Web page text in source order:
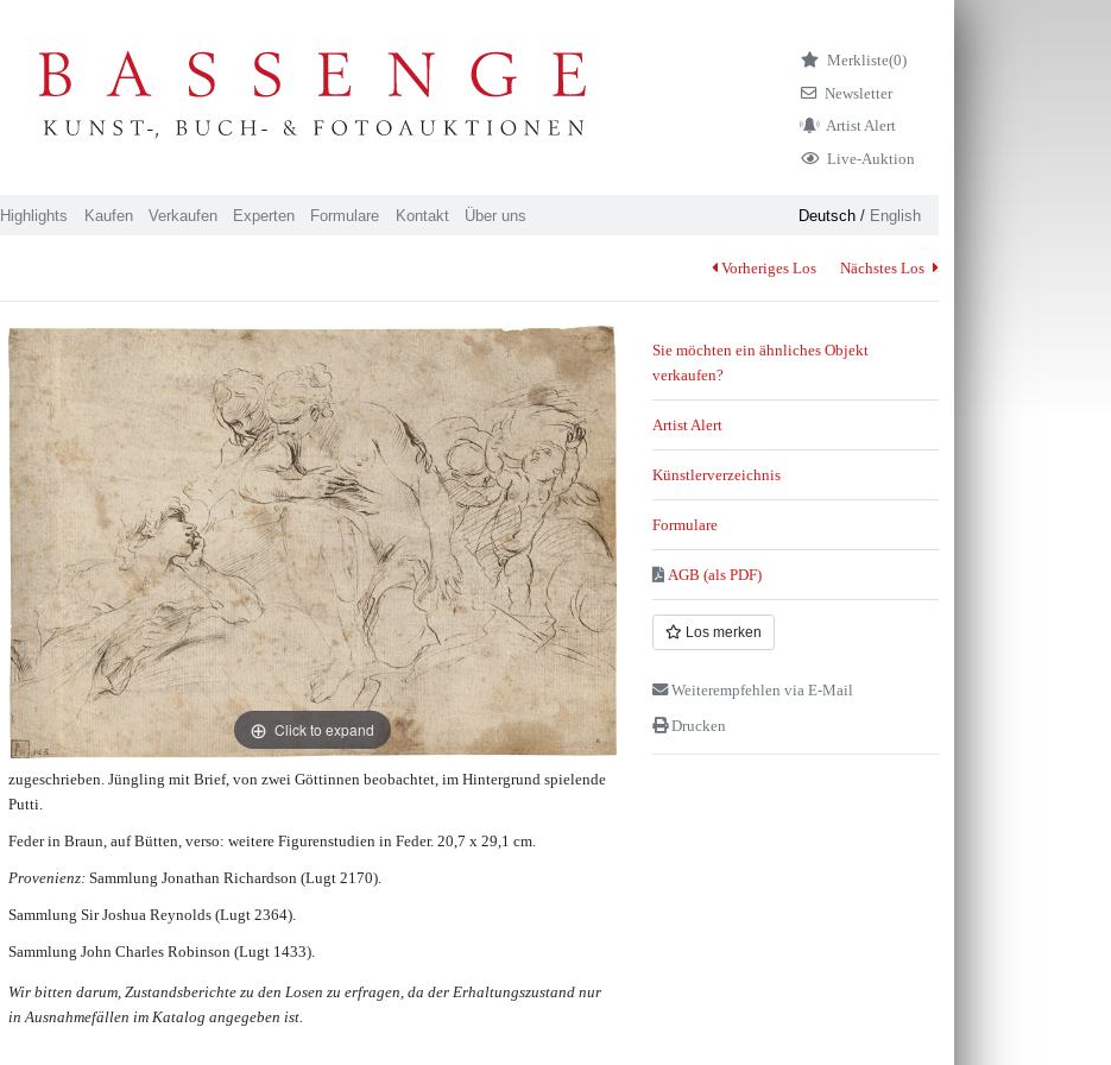
Merkliste(0)
Newsletter
Artist Alert
Live-Auktion
Highlights Kaufen Verkaufen Experten Formulare Kontakt Über uns Deutsch/ English
Vorheriges Los Nächstes Los
Click to expand
zugeschrieben. Jüngling mit Brief, von zwei Göttinnen beobachtet, im Hintergrund spielende
Putti.
Feder in Braun, auf Bütten, verso: weitere Figurenstudien in Feder. 20,7 x 29,1 cm.
Provenienz: Sammlung Jonathan Richardson (Lugt 2170).
Sammlung Sir Joshua Reynolds (Lugt 2364).
Sammlung John Charles Robinson (Lugt 1433).
Wir bitten darum, Zustandsberichte zu den Losen zu erfragen, da der Erhaltungszustand nur
in Ausnahmefällen im Katalog angegeben ist.
Sie möchten ein ähnliches Objekt
verkaufen?
Artist Alert
Künstlerverzeichnis
Formulare
AGB (als PDF)
Los merken
Weiterempfehlen via E-Mail
Drucken